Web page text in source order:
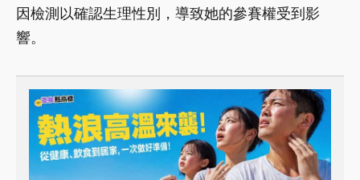
因檢測以確認生理性別，導致她的參賽權受到影
響。